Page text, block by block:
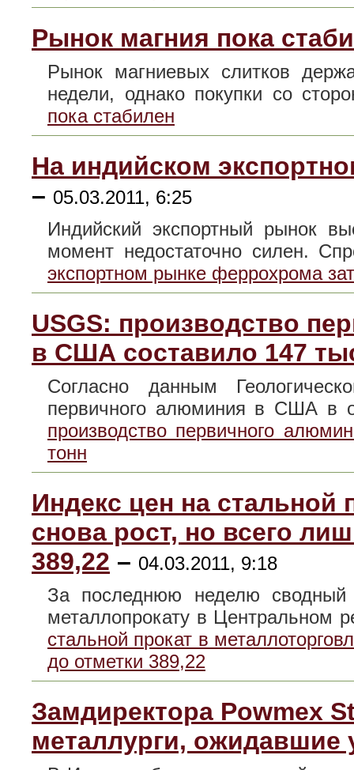
Рынок магния пока
Рынок магниевых слитков
недели, однако покупки со
пока стабилен
На индийском
– 05.03.2011, 6:25
Индийский экспортный рынок
момент недостаточно силен.
экспортном рынке феррохрома
USGS: производство
в США составило 147
Согласно данным
первичного алюминия в США в
производство первичного
тонн
Индекс цен на стальной
снова рост, но всего
389,22 – 04.03.2011, 9:18
За последнюю неделю сводный
металлопрокату в Центральном
стальной прокат в
до отметки 389,22
Замдиректора Powmex
металлурги, ожидавшие